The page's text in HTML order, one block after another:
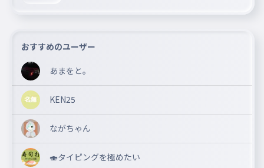
おすすめのユーザー
あまをと。
KEN25
ながちゃん
🍣タイピングを極めたい